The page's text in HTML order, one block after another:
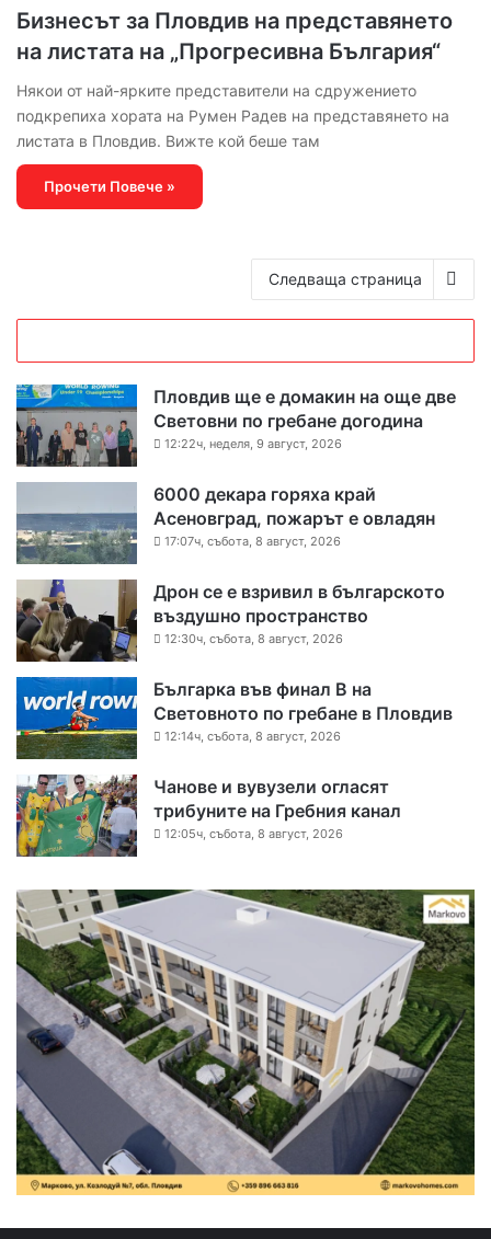
Бизнесът за Пловдив на представянето
на листата на „Прогресивна България“
Някои от най-ярките представители на сдружението
подкрепиха хората на Румен Радев на представянето на
листата в Пловдив. Вижте кой беше там
Прочети Повече »
Следваща страница
Пловдив ще е домакин на още две
Световни по гребане догодина
12:22ч, неделя, 9 август, 2026
6000 декара горяха край
Асеновград, пожарът е овладян
17:07ч, събота, 8 август, 2026
Дрон се е взривил в българското
въздушно пространство
12:30ч, събота, 8 август, 2026
Българка във финал B на
Световното по гребане в Пловдив
12:14ч, събота, 8 август, 2026
Чанове и вувузели огласят
трибуните на Гребния канал
12:05ч, събота, 8 август, 2026